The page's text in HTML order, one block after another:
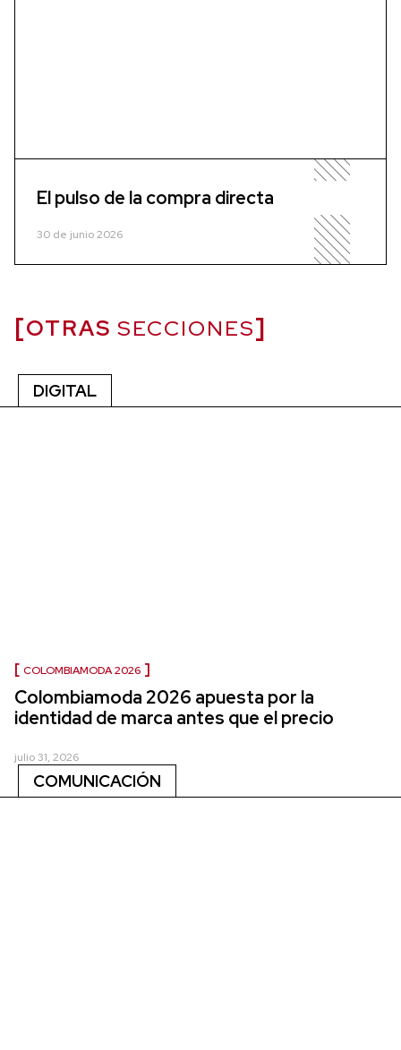
El pulso de la compra directa
30 de junio 2026
OTRAS SECCIONES
DIGITAL
COLOMBIAMODA 2026
Colombiamoda 2026 apuesta por la
identidad de marca antes que el precio
julio 31, 2026
COMUNICACIÓN